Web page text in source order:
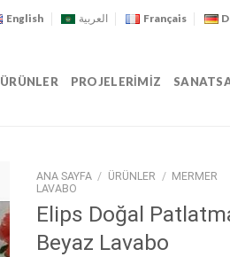
English العربية Français
ÜRÜNLER PROJELERIMIZ
ANA SAYFA / ÜRÜNLER / MERMER
LAVABO
Elips Doğal
Beyaz Lavabo